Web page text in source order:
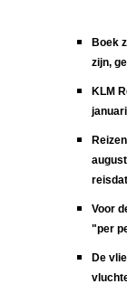
Boek
zijn,
KLM
Voor
"per
De